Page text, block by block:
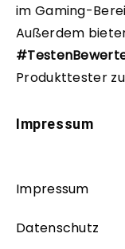
im Gaming-
Außerdem
Produkttester
Impressum
Impressum
Datenschutz